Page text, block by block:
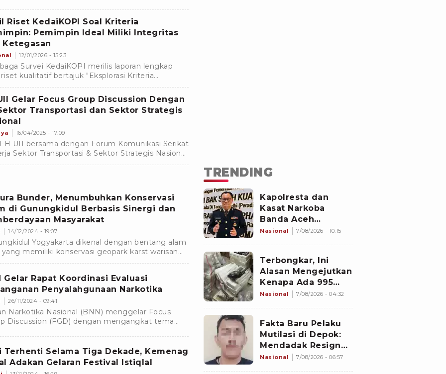
Riset KedaiKOPI Soal Kriteria
Pemimpin Ideal Miliki Integritas
Ketegasan
12/01/2026 - 15:23
Survei KedaiKOPI merilis laporan lengkap
riset kualitatif bertajuk "Eksplorasi Kriteria
Ideal Nasional".
Gelar Focus Group Discussion Dengan
Transportasi dan Sektor Strategis
16/04/2025 - 17:09
UII bersama dengan Forum Komunikasi Serikat
Sektor Transportasi & Sektor Strategis Nasional
Focus Group Discussion (FGD)
Bunder, Menumbuhkan Konservasi
di Gunungkidul Berbasis Sinergi dan
Masyarakat
14/12/2024 - 19:07
Yogyakarta dikenal dengan bentang alam
yang memiliki konservasi geopark karst warisan
yang kaya akan keragaman hayati dan daya
Gelar Rapat Koordinasi Evaluasi
Penyalahgunaan Narkotika
26/11/2024 - 09:41
Narkotika Nasional (BNN) menggelar Focus
Discussion (FGD) dengan mengangkat tema
Tindak Pidana Narkoba".
Terhenti Selama Tiga Dekade, Kemenag
Adakan Gelaran Festival Istiqlal
TRENDING
Kapolresta dan
Kasat Narkoba
Banda Aceh
Diperiksa
Nasional 7/08/2026 - 10:15
Terbongkar, Ini
Alasan Mengejutkan
Kenapa Ada 995
Senjata di Dalam
Nasional 7/08/2026 - 04:32
Fakta Baru Pelaku
Mutilasi di Depok:
Mendadak Resign
Kerja Goreng Piscok
Nasional 7/08/2026 - 06:57